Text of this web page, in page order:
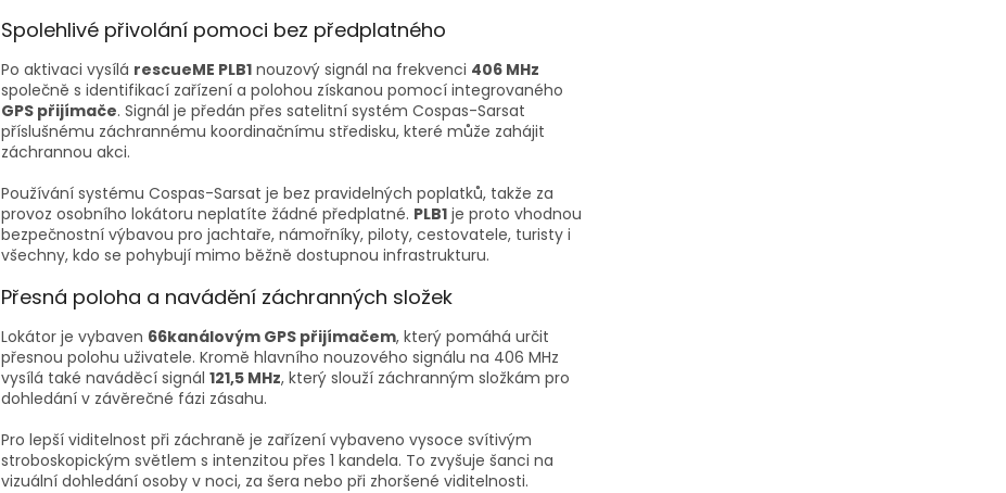
Spolehlivé přivolání pomoci bez předplatného
Po aktivaci vysílá rescueME PLB1 nouzový signál na frekvenci 406 MHz
společně s identifikací zařízení a polohou získanou pomocí integrovaného
GPS přijímače. Signál je předán přes satelitní systém Cospas-Sarsat
příslušnému záchrannému koordinačnímu středisku, které může zahájit
záchrannou akci.
Používání systému Cospas-Sarsat je bez pravidelných poplatků, takže za
provoz osobního lokátoru neplatíte žádné předplatné. PLB1 je proto vhodnou
bezpečnostní výbavou pro jachtaře, námořníky, piloty, cestovatele, turisty i
všechny, kdo se pohybují mimo běžně dostupnou infrastrukturu.
Přesná poloha a navádění záchranných složek
Lokátor je vybaven 66kanálovým GPS přijímačem, který pomáhá určit
přesnou polohu uživatele. Kromě hlavního nouzového signálu na 406 MHz
vysílá také naváděcí signál 121,5 MHz, který slouží záchranným složkám pro
dohledání v závěrečné fázi zásahu.
Pro lepší viditelnost při záchraně je zařízení vybaveno vysoce svítivým
stroboskopickým světlem s intenzitou přes 1 kandela. To zvyšuje šanci na
vizuální dohledání osoby v noci, za šera nebo při zhoršené viditelnosti.